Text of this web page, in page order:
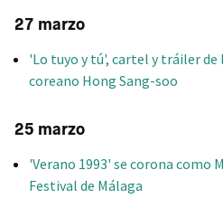
27 marzo
'Lo tuyo y tú', cartel y tráiler de
coreano Hong Sang-soo
25 marzo
'Verano 1993' se corona como
Festival de Málaga